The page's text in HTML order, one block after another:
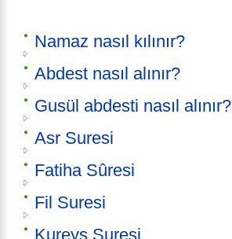
Namaz nasıl kılınır?
Abdest nasıl alınır?
Gusül abdesti nasıl alınır?
Asr Suresi
Fatiha Sûresi
Fil Suresi
Kureyş Suresi